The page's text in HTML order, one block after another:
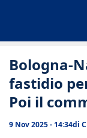
Bologna-
fastidio
Poi il
9 Nov 2025 - 14:34di